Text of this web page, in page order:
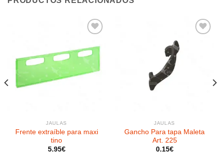
Añadir
a la
lista de
JAULAS
Frente extraíble para maxi
tino
5.95€
JAULAS
Gancho Para tapa Maleta
Art. 225
0.15€